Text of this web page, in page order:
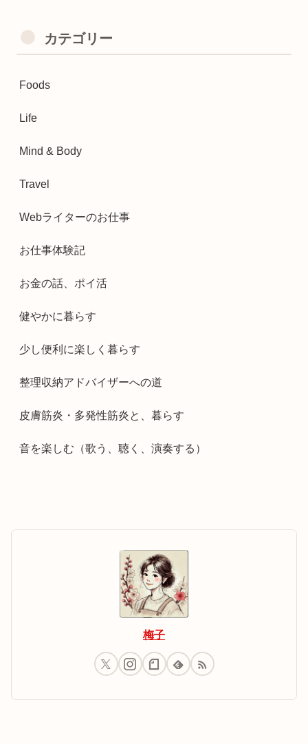
カテゴリー
Foods
Life
Mind & Body
Travel
Webライターのお仕事
お仕事体験記
お金の話、ポイ活
健やかに暮らす
少し便利に楽しく暮らす
整理収納アドバイザーへの道
皮膚筋炎・多発性筋炎と、暮らす
音を楽しむ（歌う、聴く、演奏する）
梅子